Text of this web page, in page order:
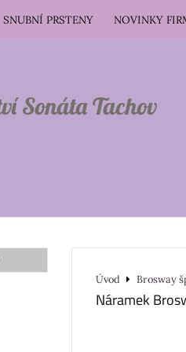
Sonáta Tachov
SNUBNÍ PRSTENY NOVINKY
Úvod Brosway
Náramek